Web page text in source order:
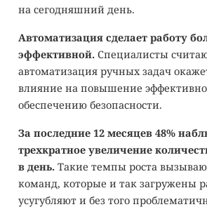
на сегодняшний день.
Автоматизация сделает работу
эффективной. Специалисты
автоматизация ручных задач
влияние на повышение
обеспечению безопасности.
За последние 12 месяцев 48%
трехкратное увеличение
в день. Такие темпы роста
команд, которые и так загружены
усугубляют и без того